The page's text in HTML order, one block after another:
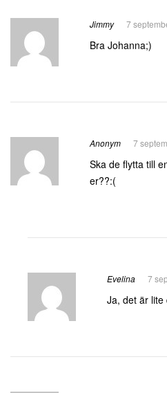
Jimmy 7
Bra Johanna;)
Anonym 7
Ska de flytta till
er??:(
Evelina 7
Ja, det är lite